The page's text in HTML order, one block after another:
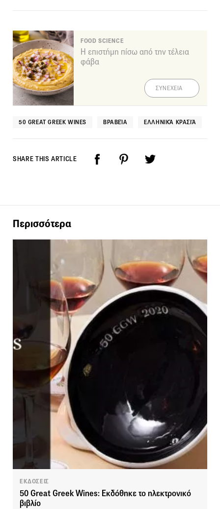
FOOD SCIENCE
Η επιστήμη πίσω από την τέλεια
φάβα
ΣΥΝΕΧΕΙΑ
50 GREAT GREEK WINES ΒΡΑΒΕΊΑ ΕΛΛΗΝΙΚΆ ΚΡΑΣΙΆ
SHARE THIS ARTICLE
Περισσότερα
ΕΚΔΟΣΕΙΣ
50 Great Greek Wines: Εκδόθηκε το ηλεκτρονικό
βιβλίο